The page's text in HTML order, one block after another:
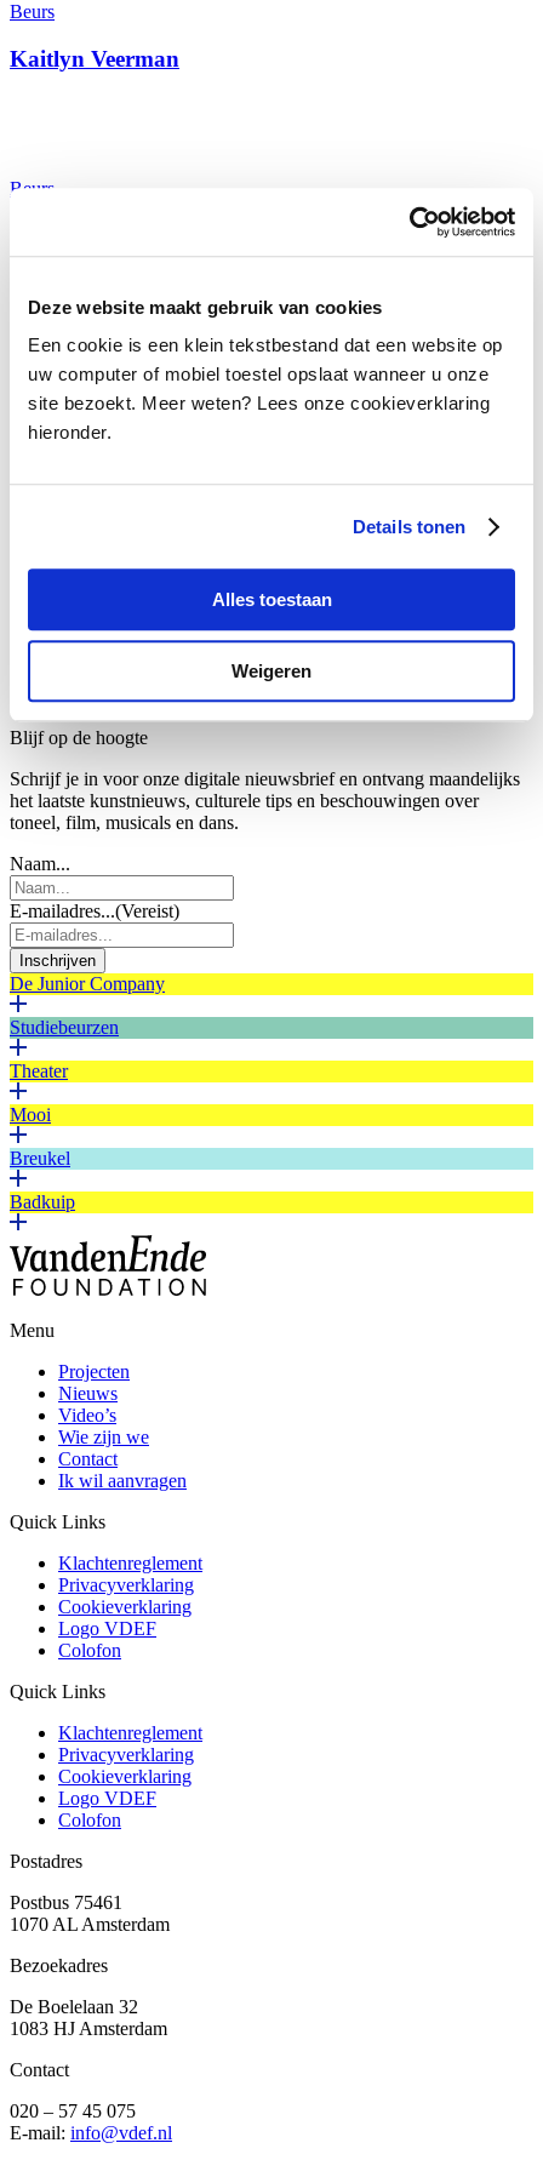
Deze website maakt gebruik van cookies
Een cookie is een klein tekstbestand dat een website op
uw computer of mobiel toestel opslaat wanneer u onze
site bezoekt. Meer weten? Lees onze cookieverklaring
hieronder.
Details tonen
Alles toestaan
Weigeren
Beurs
Kaitlyn Veerman
Beurs
Tess Adriani
Blijf op de hoogte
Schrijf je in voor onze digitale nieuwsbrief en ontvang maandelijks
het laatste kunstnieuws, culturele tips en beschouwingen over
toneel, film, musicals en dans.
Naam...
E-mailadres...(Vereist)
Inschrijven
De Junior Company
Studiebeurzen
Theater
Mooi
Breukel
Badkuip
Menu
Projecten
Nieuws
Video’s
Wie zijn we
Contact
Ik wil aanvragen
Quick Links
Klachtenreglement
Privacyverklaring
Cookieverklaring
Logo VDEF
Colofon
Quick Links
Klachtenreglement
Privacyverklaring
Cookieverklaring
Logo VDEF
Colofon
Postadres
Postbus 75461
1070 AL Amsterdam
Bezoekadres
De Boelelaan 32
1083 HJ Amsterdam
Contact
020 – 57 45 075
E-mail: info@vdef.nl